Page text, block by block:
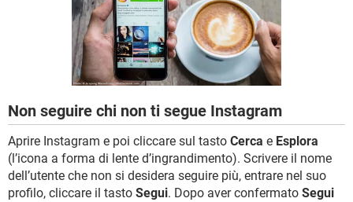
Non seguire chi non ti segue Instagram
Aprire Instagram e poi cliccare sul tasto Cerca e Esplora
(l’icona a forma di lente d’ingrandimento). Scrivere il nome
dell’utente che non si desidera seguire più, entrare nel suo
profilo, cliccare il tasto Segui. Dopo aver confermato Segui